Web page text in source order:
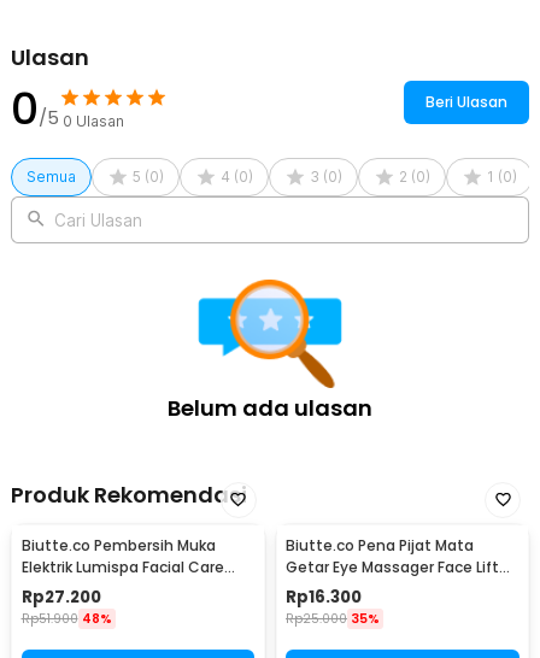
Ulasan
0/5 0 Ulasan
Beri Ulasan
Semua 5 (0) 4 (0) 3 (0) 2 (0) 1 (0)
Cari Ulasan
Belum ada ulasan
Produk Rekomendasi
Biutte.co Pembersih Muka
Elektrik Lumispa Facial Care
5in1 - JBM-8782
Rp27.200
Rp51.900 48%
Biutte.co Pena Pijat Mata
Getar Eye Massager Face Lift
Portable 0.5W - Mini 208
Rp16.300
Rp25.000 35%